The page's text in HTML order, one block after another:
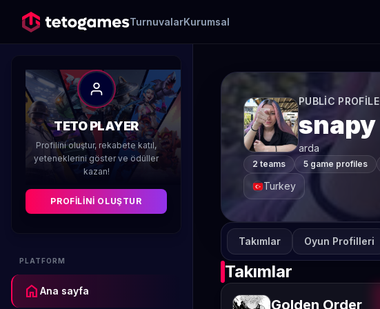
TurnuvalarKurumsal
TETO PLAYER
Profilini oluştur, rekabete katıl,
yeteneklerini göster ve ödüller
kazan!
PROFILINI OLUŞTUR
PLATFORM
home Ana sayfa
PUBLIC PROFILE
snapy
arda
2 teams 5 game profiles
Turkey
Takımlar Oyun Profilleri
Takımlar
Golden Order